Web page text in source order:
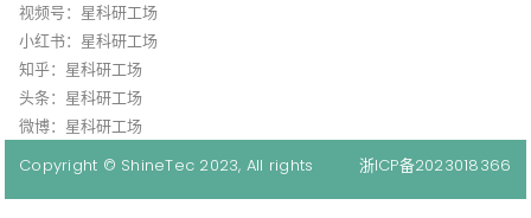
视频号：星科研工场
小红书：星科研工场
知乎：星科研工场
头条：星科研工场
微博：星科研工场
Copyright © ShineTec 2023, All rights
浙ICP备2023018366